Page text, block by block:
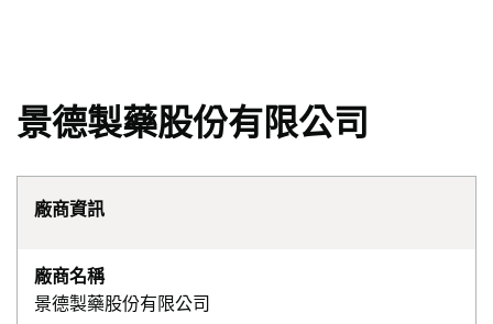
景德製藥股份有限公司
廠商資訊
廠商名稱
景德製藥股份有限公司